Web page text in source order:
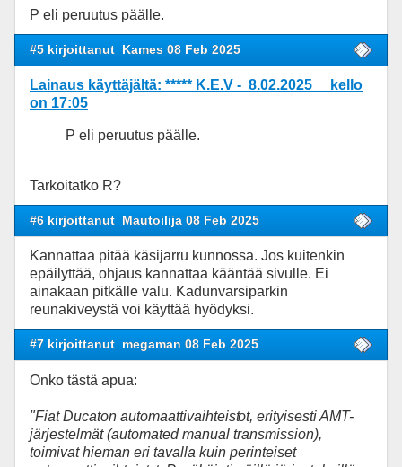
P eli peruutus päälle.
#5 kirjoittanut Kames 08 Feb 2025
Lainaus käyttäjältä: ***** K.E.V - 8.02.2025 kello
on 17:05
P eli peruutus päälle.
Tarkoitatko R?
#6 kirjoittanut Mautoilija 08 Feb 2025
Kannattaa pitää käsijarru kunnossa. Jos kuitenkin
epäilyttää, ohjaus kannattaa kääntää sivulle. Ei
ainakaan pitkälle valu. Kadunvarsiparkin
reunakiveystä voi käyttää hyödyksi.
#7 kirjoittanut megaman 08 Feb 2025
Onko tästä apua:
"Fiat Ducaton automaattivaihteistot, erityisesti AMT-
järjestelmät (automated manual transmission),
toimivat hieman eri tavalla kuin perinteiset